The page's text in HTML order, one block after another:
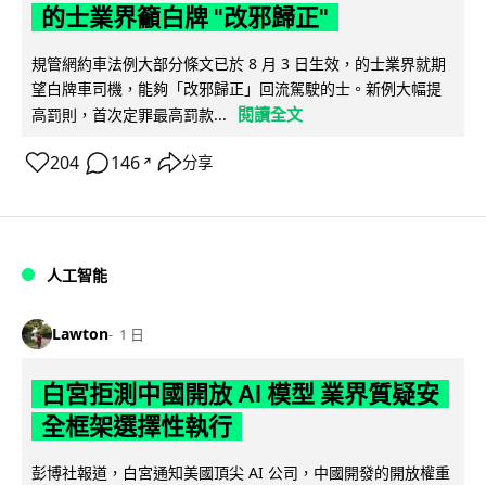
的士業界籲白牌 "改邪歸正"
規管網約車法例大部分條文已於 8 月 3 日生效，的士業界就期
望白牌車司機，能夠「改邪歸正」回流駕駛的士。新例大幅提
高罰則，首次定罪最高罰款...
閱讀全文
204 146 ↗ 分享
人工智能
Lawton 1 日
白宮拒測中國開放 AI 模型 業界質疑安
全框架選擇性執行
彭博社報道，白宮通知美國頂尖 AI 公司，中國開發的開放權重